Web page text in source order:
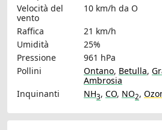
Velocità del
vento
10 km/h da O
Raffica
21 km/h
Umidità
25%
Pressione
961 hPa
Pollini
Ontano, Betulla,
Ambrosia
Inquinanti
NH3, CO, NO2,